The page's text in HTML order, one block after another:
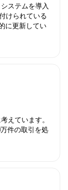
ステムを導入
けられている
に更新してい
えています。
件の取引を処